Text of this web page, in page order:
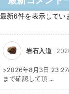
最新6件を表示してい
岩石入道
>2026年8月3日 23:27
まで確認して頂 ...